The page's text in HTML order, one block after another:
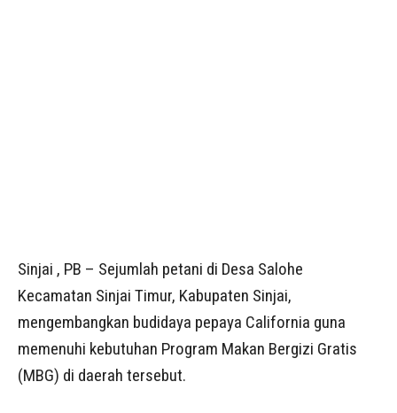
Sinjai , PB – Sejumlah petani di Desa Salohe
Kecamatan Sinjai Timur, Kabupaten Sinjai,
mengembangkan budidaya pepaya California guna
memenuhi kebutuhan Program Makan Bergizi Gratis
(MBG) di daerah tersebut.